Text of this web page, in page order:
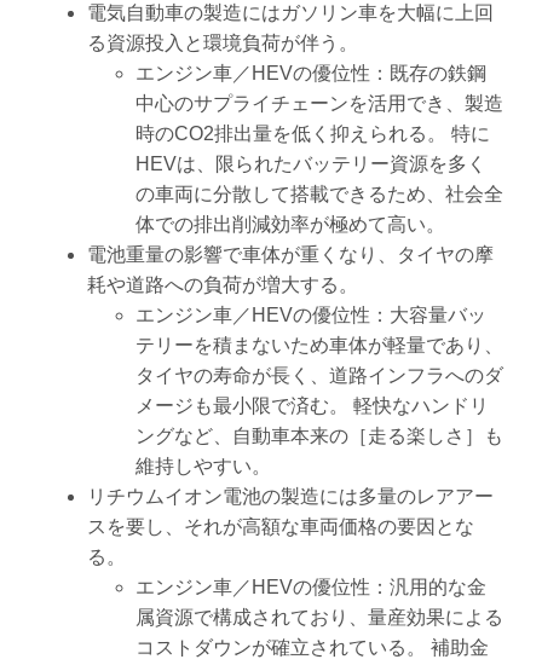
電気自動車の製造にはガソリン車を大幅に上回
る資源投入と環境負荷が伴う。
エンジン車／HEVの優位性：既存の鉄鋼
中心のサプライチェーンを活用でき、製造
時のCO2排出量を低く抑えられる。 特に
HEVは、限られたバッテリー資源を多く
の車両に分散して搭載できるため、社会全
体での排出削減効率が極めて高い。
電池重量の影響で車体が重くなり、タイヤの摩
耗や道路への負荷が増大する。
エンジン車／HEVの優位性：大容量バッ
テリーを積まないため車体が軽量であり、
タイヤの寿命が長く、道路インフラへのダ
メージも最小限で済む。 軽快なハンドリ
ングなど、自動車本来の［走る楽しさ］も
維持しやすい。
リチウムイオン電池の製造には多量のレアアー
スを要し、それが高額な車両価格の要因とな
る。
エンジン車／HEVの優位性：汎用的な金
属資源で構成されており、量産効果による
コストダウンが確立されている。 補助金